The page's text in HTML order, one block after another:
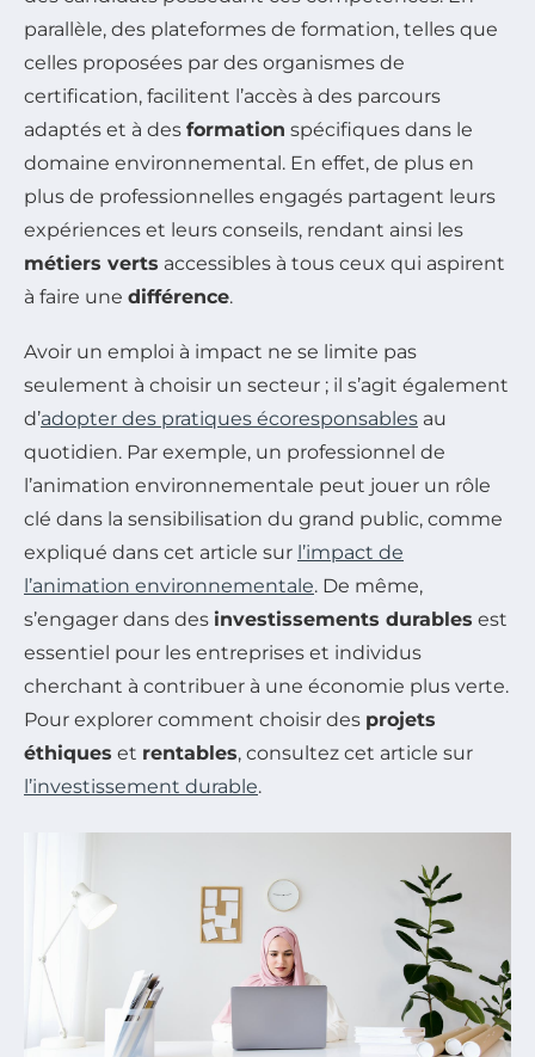
parallèle, des plateformes de formation, telles que
celles proposées par des organismes de
certification, facilitent l’accès à des parcours
adaptés et à des formation spécifiques dans le
domaine environnemental. En effet, de plus en
plus de professionnelles engagés partagent leurs
expériences et leurs conseils, rendant ainsi les
métiers verts accessibles à tous ceux qui aspirent
à faire une différence.
Avoir un emploi à impact ne se limite pas
seulement à choisir un secteur ; il s’agit également
d’adopter des pratiques écoresponsables au
quotidien. Par exemple, un professionnel de
l’animation environnementale peut jouer un rôle
clé dans la sensibilisation du grand public, comme
expliqué dans cet article sur l’impact de
l’animation environnementale. De même,
s’engager dans des investissements durables est
essentiel pour les entreprises et individus
cherchant à contribuer à une économie plus verte.
Pour explorer comment choisir des projets
éthiques et rentables, consultez cet article sur
l’investissement durable.